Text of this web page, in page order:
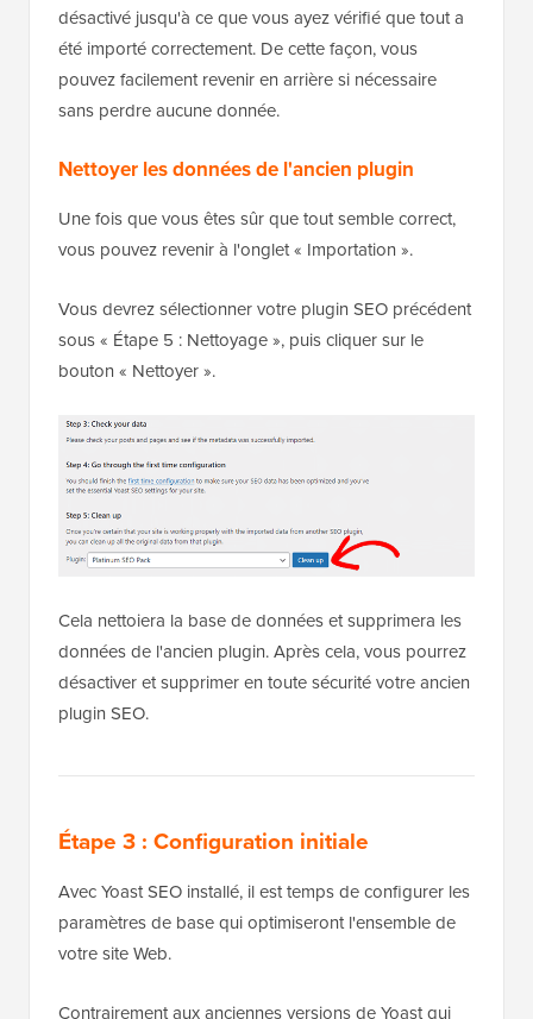
désactivé jusqu'à ce que vous ayez vérifié que tout a
été importé correctement. De cette façon, vous
pouvez facilement revenir en arrière si nécessaire
sans perdre aucune donnée.
Nettoyer les données de l'ancien plugin
Une fois que vous êtes sûr que tout semble correct,
vous pouvez revenir à l'onglet « Importation ».
Vous devrez sélectionner votre plugin SEO précédent
sous « Étape 5 : Nettoyage », puis cliquer sur le
bouton « Nettoyer ».
Cela nettoiera la base de données et supprimera les
données de l'ancien plugin. Après cela, vous pourrez
désactiver et supprimer en toute sécurité votre ancien
plugin SEO.
Étape 3 : Configuration initiale
Avec Yoast SEO installé, il est temps de configurer les
paramètres de base qui optimiseront l'ensemble de
votre site Web.
Contrairement aux anciennes versions de Yoast qui